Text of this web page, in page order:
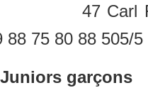
47 Carl
88 75 80 88 505/5
garçons